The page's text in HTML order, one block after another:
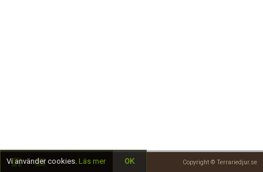
Copyright © Terrariedjur.se
Vi använder cookies. Läs mer OK